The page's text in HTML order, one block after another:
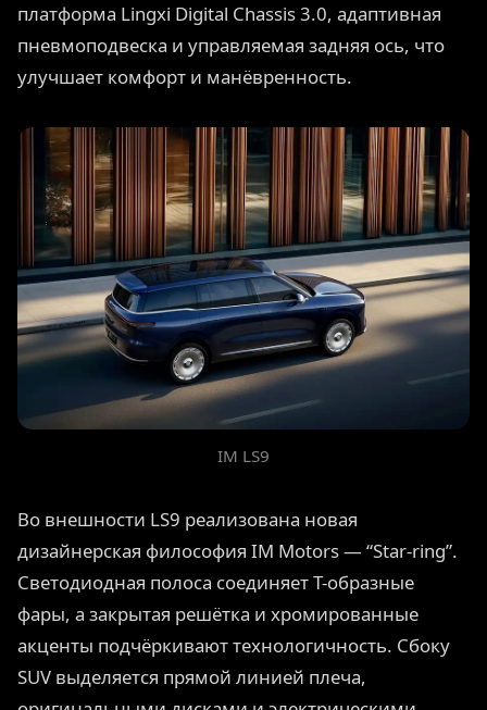
платформа Lingxi Digital Chassis 3.0, адаптивная
пневмоподвеска и управляемая задняя ось, что
улучшает комфорт и манёвренность.
IM LS9
Во внешности LS9 реализована новая
дизайнерская философия IM Motors — “Star-ring”.
Светодиодная полоса соединяет Т-образные
фары, а закрытая решётка и хромированные
акценты подчёркивают технологичность. Сбоку
SUV выделяется прямой линией плеча,